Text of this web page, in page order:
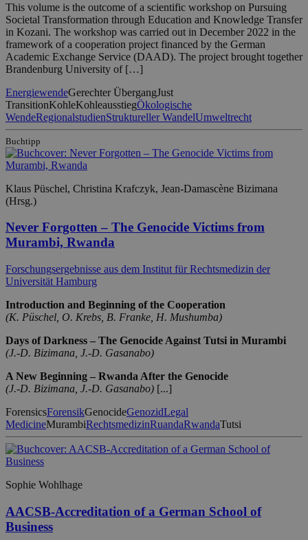
This volume is the outcome of a scientific workshop on Pursuing
Societal Transformation through Education and Knowledge Transfer
in Kozani. The workshop was carried out in December 2022 in the
framework of a cooperation project financed by the German
Academic Exchange Service (DAAD). The project brought together
Brandenburg University of […]
EnergiewendeGerechter ÜbergangJust
TransitionKohleKohleausstiegÖkologische
WendeRegionalstudienStruktureller WandelUmweltrecht
Buchtipp
Klaus Püschel, Christina Krafczyk, Jean-Damascène Bizimana
(Hrsg.)
Never Forgotten – The Genocide Victims from
Murambi, Rwanda
Forschungsergebnisse aus dem Institut für Rechtsmedizin der
Universität Hamburg
Introduction and Beginning of the Cooperation
(K. Püschel, O. Krebs, B. Franke, H. Mushumba)
Days of Darkness – The Genocide Against Tutsi in Murambi
(J.-D. Bizimana, J.-D. Gasanabo)
A New Beginning – Rwanda After the Genocide
(J.-D. Bizimana, J.-D. Gasanabo) [...]
ForensicsForensikGenocideGenozidLegal
MedicineMurambiRechtsmedizinRuandaRwandaTutsi
Sophie Wohlhage
AACSB-Accreditation of a German School of
Business